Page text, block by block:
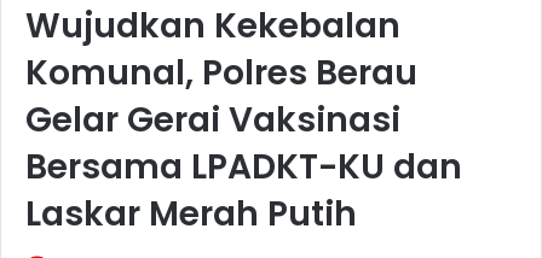
Wujudkan Kekebalan
Komunal, Polres Berau
Gelar Gerai Vaksinasi
Bersama LPADKT-KU dan
Laskar Merah Putih